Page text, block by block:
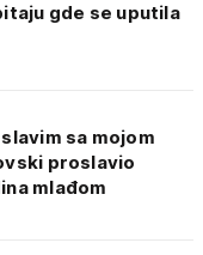
gde se uputila
sa mojom
proslavio
mlađom